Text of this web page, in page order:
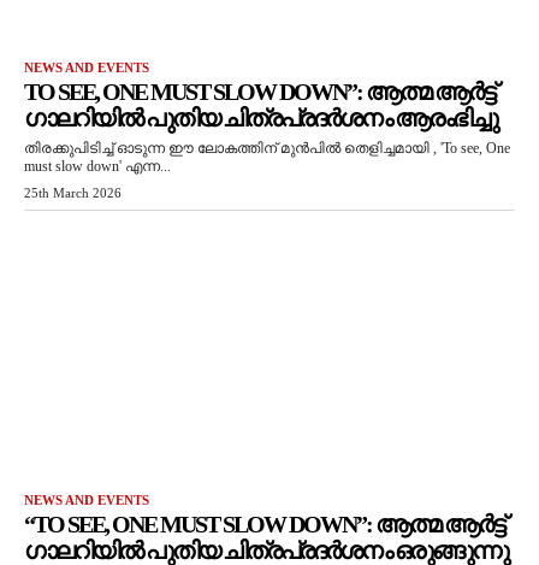
NEWS AND EVENTS
TO SEE, ONE MUST SLOW DOWN”: ആത്മ ആർട്ട്
ഗാലറിയിൽ പുതിയ ചിത്രപ്രദർശനം ആരംഭിച്ചു
തിരക്കുപിടിച്ച് ഓടുന്ന ഈ ലോകത്തിന് മുൻപിൽ തെളിച്ചമായി , 'To see, One
must slow down' എന്ന...
25th March 2026
NEWS AND EVENTS
“TO SEE, ONE MUST SLOW DOWN”: ആത്മ ആർട്ട്
ഗാലറിയിൽ പുതിയ ചിത്രപ്രദർശനം ഒരുങ്ങുന്നു